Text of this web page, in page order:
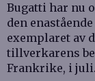
Bugatti har nu
den
exemplaret av
tillverkarens
Frankrike, i